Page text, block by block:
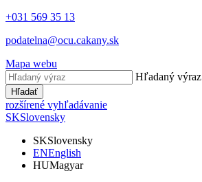
+031 569 35 13
podatelna@ocu.cakany.sk
Mapa webu
Hľadaný výraz
Hľadať
rozšírené vyhľadávanie
SKSlovensky
SKSlovensky
ENEnglish
HUMagyar